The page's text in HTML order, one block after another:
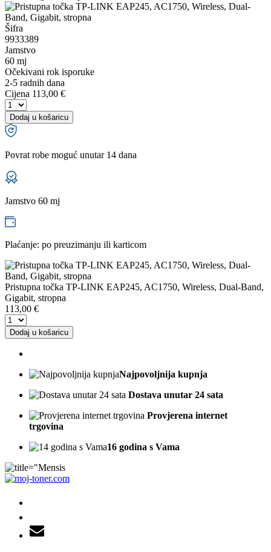
Šifra
9933389
Jamstvo
60 mj
Očekivani rok isporuke
2-5 radnih dana
Cijena 113,00 €
Dodaj u košaricu
Povrat robe moguć unutar 14 dana
Jamstvo 60 mj
Plaćanje: po preuzimanju ili karticom
Pristupna točka TP-LINK EAP245, AC1750, Wireless, Dual-Band,
Gigabit, stropna
113,00 €
Dodaj u košaricu
Najpovoljnija kupnja
Dostava unutar 24 sata
Provjerena internet
trgovina
16 godina s Vama